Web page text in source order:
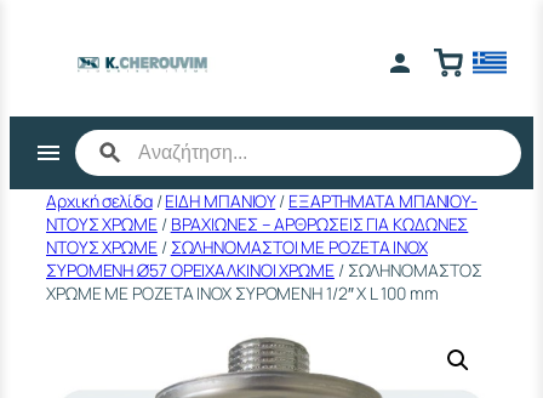
περιεχόμενο
Αρχική σελίδα/ΕΙΔΗ ΜΠΑΝΙΟΥ/ ΕΞΑΡΤΗΜΑΤΑ ΜΠΑΝΙΟΥ-
ΝΤΟΥΣ ΧΡΩΜΕ/ ΒΡΑΧΙΩΝΕΣ – ΑΡΘΡΩΣΕΙΣ ΓΙΑ ΚΩΔΩΝΕΣ
ΝΤΟΥΣ ΧΡΩΜΕ/ ΣΩΛΗΝΟΜΑΣΤΟΙ ΜΕ ΡΟΖΕΤΑ ΙΝΟΧ
ΣΥΡΟΜΕΝΗ Ø57 ΟΡΕΙΧΑΛΚΙΝΟΙ ΧΡΩΜΕ/ ΣΩΛΗΝΟΜΑΣΤΟΣ
ΧΡΩΜΕ ΜΕ ΡΟΖΕΤΑ INOX ΣΥΡΟΜΕΝΗ 1/2″ Χ L 100 mm